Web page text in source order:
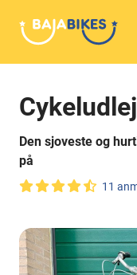
Den sjoveste og
på
11